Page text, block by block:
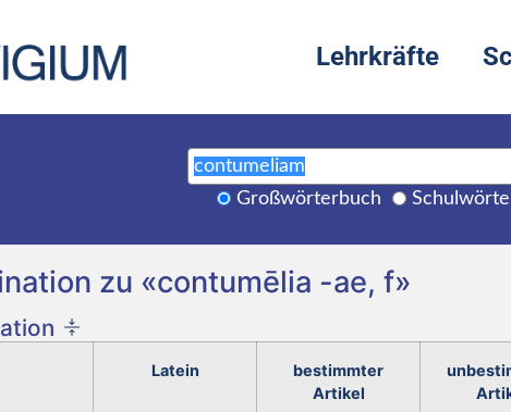
Lehrkräfte
Großwörterbuch
zu «contumēlia -ae, f»
Latein
bestimmter
Artikel